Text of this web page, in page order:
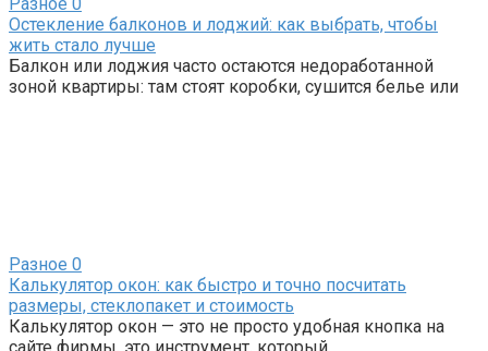
Разное 0
Остекление балконов и лоджий: как выбрать, чтобы
жить стало лучше
Балкон или лоджия часто остаются недоработанной
зоной квартиры: там стоят коробки, сушится белье или
Разное 0
Калькулятор окон: как быстро и точно посчитать
размеры, стеклопакет и стоимость
Калькулятор окон — это не просто удобная кнопка на